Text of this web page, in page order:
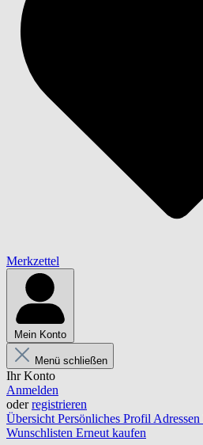
Merkzettel
Mein Konto
Menü schließen
Ihr Konto
Anmelden
oderregistrieren
Übersicht Persönliches Profil Adressen
Wunschlisten Erneut kaufen